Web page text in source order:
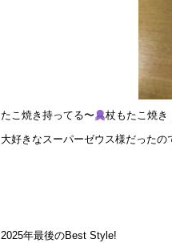
たこ焼き持ってる〜 杖もたこ焼き
大好きなスーパーゼウス様だったの
2025年最後のBest Style!